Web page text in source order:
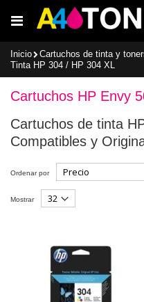
al
contenido
Inicio Cartuchos de tinta y
Tinta HP 304 / HP 304 XL
Cartuchos HP Envy
Cartuchos de tinta
Compatibles y
Ordenar por
Mostrar